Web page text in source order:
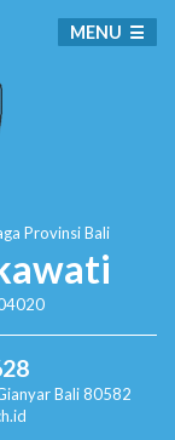
Provinsi Bali
Bali 80582
MENU